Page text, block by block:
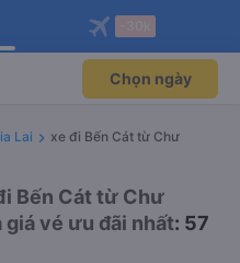
ngay!
viên độc
Mở app
máy bay qua
Mở app
Chọn ngày
Lai
xe đi Bến Cát từ Chư
Bến Cát từ Chư
vé ưu đãi nhất: 57